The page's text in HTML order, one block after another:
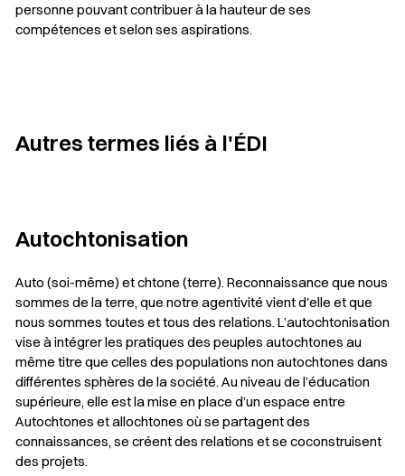
personne pouvant contribuer à la hauteur de ses
compétences et selon ses aspirations.
Autres termes liés à l'ÉDI
Autochtonisation
Auto (soi-même) et chtone (terre). Reconnaissance que nous
sommes de la terre, que notre agentivité vient d'elle et que
nous sommes toutes et tous des relations. L’autochtonisation
vise à intégrer les pratiques des peuples autochtones au
même titre que celles des populations non autochtones dans
différentes sphères de la société. Au niveau de l’éducation
supérieure, elle est la mise en place d’un espace entre
Autochtones et allochtones où se partagent des
connaissances, se créent des relations et se coconstruisent
des projets.